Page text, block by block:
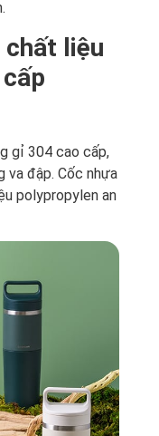
liệu
gỉ 304 cao cấp,
va đập. Cốc nhựa
polypropylen an